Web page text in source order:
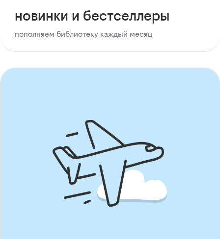
новинки и бестселлеры
пополняем библиотеку каждый месяц